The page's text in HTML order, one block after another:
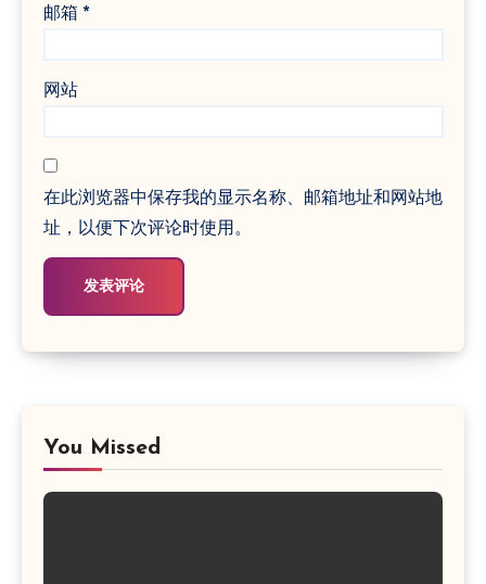
邮箱 *
网站
在此浏览器中保存我的显示名称、邮箱地址和网站地
址，以便下次评论时使用。
You Missed